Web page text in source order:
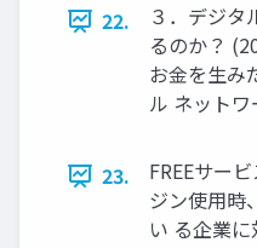
22.
３．デジタ
るのか？
お金を生み
ル ネット
23.
FREEサー
ジン使用時
い る企業